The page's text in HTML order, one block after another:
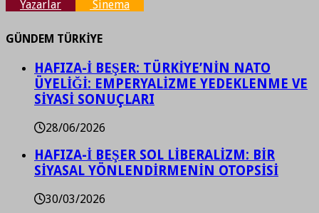
Yazarlar Sinema
GÜNDEM TÜRKİYE
HAFIZA-İ BEŞER: TÜRKİYE’NİN NATO
ÜYELİĞİ: EMPERYALİZME YEDEKLENME VE
SİYASİ SONUÇLARI
28/06/2026
HAFIZA-İ BEŞER SOL LİBERALİZM: BİR
SİYASAL YÖNLENDİRMENİN OTOPSİSİ
30/03/2026